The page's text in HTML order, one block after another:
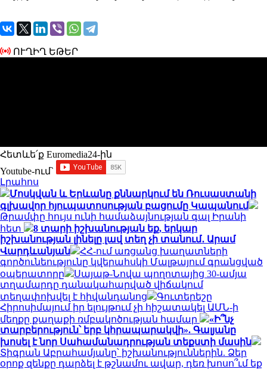
ՈՒՂԻՂ ԵԹԵՐ
Հետևե՛ք Euromedia24-ին
Youtube-ում`
Լրահոս
Մոսկվան և Երևանը քննարկում են Ռուսաստանի
գլխավոր հյուպատոսության բացումը Կապանում
Թրամփը հույս ունի համաձայնության գալ Իրանի
հետ
8 տարի իշխանության եք, երկար
իշխանության լինելը լավ տեղ չի տանում․ Արամ
Վարդևանյան
ՀՀ-ում առցանց խաղատների
գործունեությունը կվերահսկի Մալթայում գրանցված
օպերատորը
Սայաթ-Նովա պողոտայից 30-ամյա
տղամարդը դանակահարված վիճակում
տեղափոխվել է հիվանդանոց
Գուտերեշը
Հիրոսիմայում իր ելույթում չի հիշատակել ԱՄՆ-ի
մեղքը քաղաքի ռմբակոծության համար
«Ի՞նչ
տարբերություն՝ երբ կհրապարակվի». Գալյանը
խոսել է նոր Սահամանադրության տեքստի մասին
Տիգրան Աբրահամյանը՝ իշխանություններին. Ձեր
օրոք զենքը դարձել է թշնամու ավար, դեռ խոսո՞ւմ եք